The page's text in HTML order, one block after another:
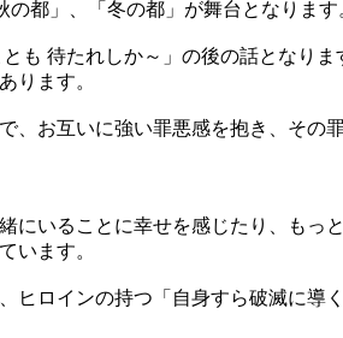
都」、「冬の都」が舞台となります
も 待たれしか～」の後の話となりま
ります。
お互いに強い罪悪感を抱き、その
いることに幸せを感じたり、も
います。
ロインの持つ「自身すら破滅に導